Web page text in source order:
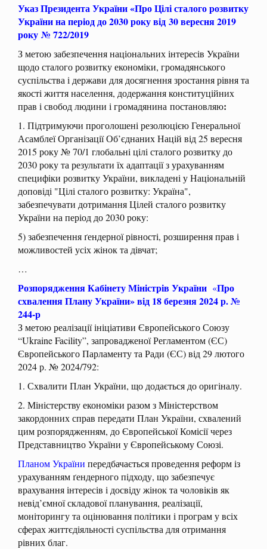
Указ Президента України «Про Цілі сталого розвитку
України на період до 2030 року від 30 вересня 2019
року № 722/2019
З метою забезпечення національних інтересів України
щодо сталого розвитку економіки, громадянського
суспільства і держави для досягнення зростання рівня та
якості життя населення, додержання конституційних
прав і свобод людини і громадянина постановляю:
1. Підтримуючи проголошені резолюцією Генеральної
Асамблеї Організації Об’єднаних Націй від 25 вересня
2015 року № 70/1 глобальні цілі сталого розвитку до
2030 року та результати їх адаптації з урахуванням
специфіки розвитку України, викладені у Національній
доповіді "Цілі сталого розвитку: Україна",
забезпечувати дотримання Цілей сталого розвитку
України на період до 2030 року:
5) забезпечення ґендерної рівності, розширення прав і
можливостей усіх жінок та дівчат;
…
Розпорядження Кабінету Міністрів України «Про
схвалення Плану України»від 18 березня 2024 р. №
244-р
З метою реалізації ініціативи Європейського Союзу
“Ukraine Facility”, запровадженої Регламентом (ЄС)
Європейського Парламенту та Ради (ЄС) від 29 лютого
2024 р. № 2024/792:
1. Схвалити План України, що додається до оригіналу.
2. Міністерству економіки разом з Міністерством
закордонних справ передати План України, схвалений
цим розпорядженням, до Європейської Комісії через
Представництво України у Європейському Союзі.
Планом України передбачається проведення реформ із
урахуванням ґендерного підходу, що забезпечує
врахування інтересів і досвіду жінок та чоловіків як
невід’ємної складової планування, реалізації,
моніторингу та оцінювання політики і програм у всіх
сферах життєдіяльності суспільства для отримання
рівних благ.